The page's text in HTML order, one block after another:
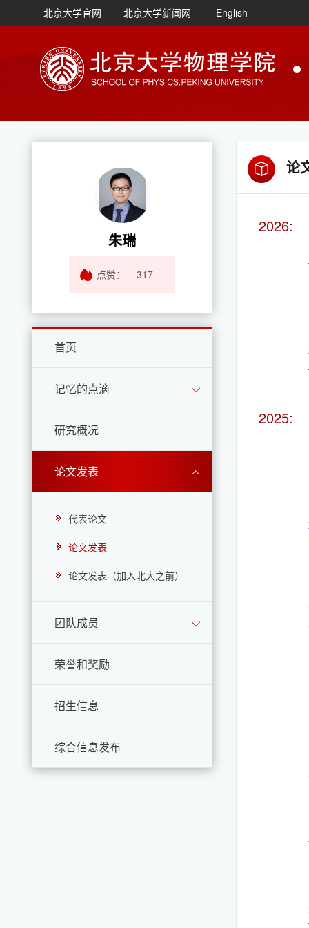
北京大学官网 北京大学新闻网 English
朱瑞
点赞： 317
首页
记忆的点滴
研究概况
论文发表
代表论文
论文发表
论文发表（加入北大之前）
团队成员
荣誉和奖励
招生信息
综合信息发布
论
2026:
2025: